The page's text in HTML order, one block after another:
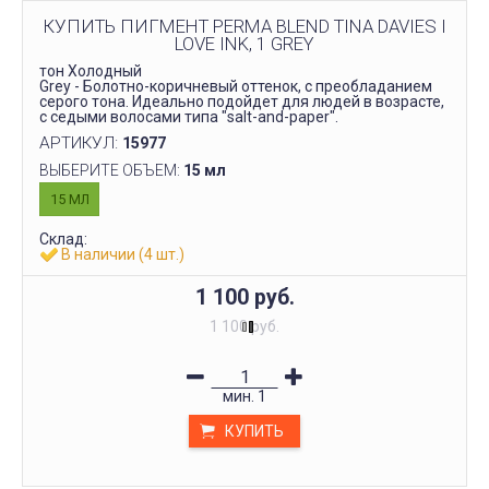
КУПИТЬ ПИГМЕНТ PERMA BLEND TINA DAVIES I
LOVE INK, 1 GREY
тон Холодный
Grey - Болотно-коричневый оттенок, с преобладанием
серого тона. Идеально подойдет для людей в возрасте,
с седыми волосами типа "salt-and-paper".
АРТИКУЛ: 15977
ВЫБЕРИТЕ ОБЪЕМ: 15 мл
15 МЛ
Склад:
В наличии (4 шт.)
1 100 руб.
1 100 руб.
мин. 1
КУПИТЬ